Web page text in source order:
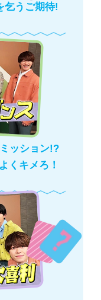
乞うご期待!
ッション!?
くキメろ！